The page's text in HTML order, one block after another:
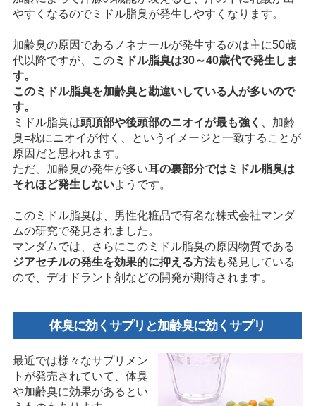
やすくなるのでミドル脂臭が発生しやすくなります。
加齢臭の原因であるノネナールが発生するのは主に50歳
代以降ですが、このミドル脂臭は30～40歳代で発生しま
す。
このミドル脂臭を加齢臭と勘違いしている人が多いので
す。
ミドル脂臭は頭頂部や後頭部のニオイが最も強く
、加齢
臭=枕にニオイが付く、というイメージと一致することが
原因だと思われます。
ただ、加齢臭の発生が多い耳の裏部分ではミドル脂臭は
それほど発生しないようです。
このミドル脂臭は、男性化粧品で有名な株式会社マンダ
ムの研究で発見されました。
マンダムでは、さらにこのミドル脂臭の原因物質である
ジアセチルの発生を効果的に抑える方法も発見している
ので、デオドラント剤などの開発が期待されます。
体臭に効くサプリと加齢臭に効くサプリ
最近では様々なサプリメン
トが発売されていて、体臭
や加齢臭に効果があるとい